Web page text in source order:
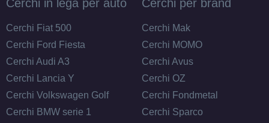
Cerchi in lega per auto
Cerchi Fiat 500
Cerchi Ford Fiesta
Cerchi Audi A3
Cerchi Lancia Y
Cerchi Volkswagen Golf
Cerchi BMW serie 1
Cerchi per brand
Cerchi Mak
Cerchi MOMO
Cerchi Avus
Cerchi OZ
Cerchi Fondmetal
Cerchi Sparco